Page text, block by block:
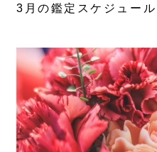
3月の鑑定スケジュール